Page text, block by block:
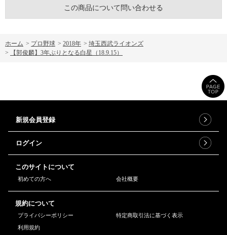
この商品について問い合わせる
ホーム > プロ野球 > 2018年 > 埼玉西武ライオンズ
>
【郭俊麟】3年ぶりとなる白星（18.9.15）
新規会員登録
ログイン
このサイトについて
初めての方へ 会社概要
規約について
プライバシーポリシー
特定商取引法に基づく表示
利用規約